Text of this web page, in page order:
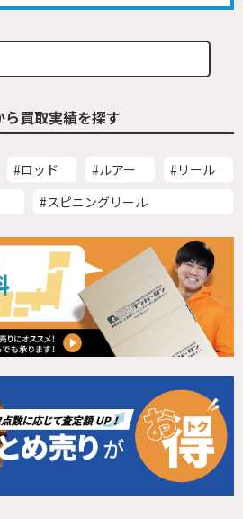
ら買取実績を探す
#ロッド #ルアー
#リール
#スピニングリール